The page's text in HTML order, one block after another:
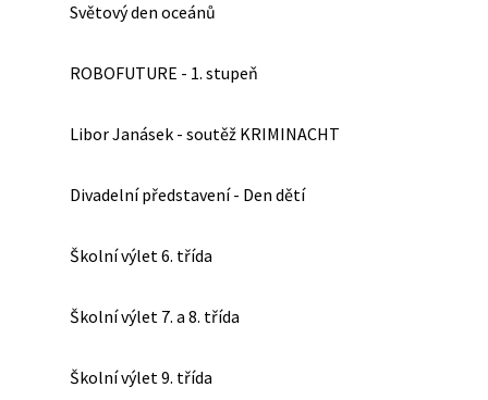
Světový den oceánů
ROBOFUTURE - 1. stupeň
Libor Janásek - soutěž KRIMINACHT
Divadelní představení - Den dětí
Školní výlet 6. třída
Školní výlet 7. a 8. třída
Školní výlet 9. třída